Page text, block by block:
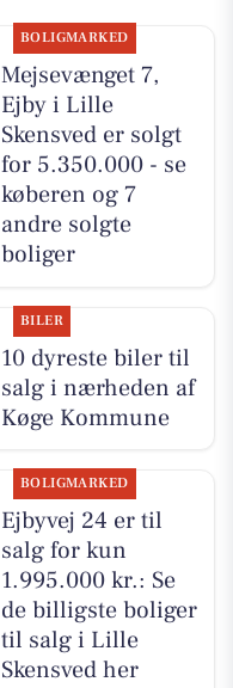
BOLIGMARKED
Mejsevænget 7,
Ejby i Lille
Skensved er solgt
for 5.350.000 - se
køberen og 7
andre solgte
boliger
BILER
10 dyreste biler til
salg i nærheden af
Køge Kommune
BOLIGMARKED
Ejbyvej 24 er til
salg for kun
1.995.000 kr.: Se
de billigste boliger
til salg i Lille
Skensved her